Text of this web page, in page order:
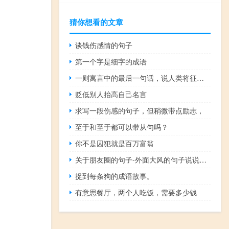
猜你想看的文章
谈钱伤感情的句子
第一个字是细字的成语
一则寓言中的最后一句话，说人类将征服自然
贬低别人抬高自己名言
求写一段伤感的句子，但稍微带点励志，
至于和至于都可以带从句吗？
你不是囚犯就是百万富翁
关于朋友圈的句子-外面大风的句子说说带图片 风太大的心情短语发朋友圈
捉到每条狗的成语故事。
有意思餐厅，两个人吃饭，需要多少钱